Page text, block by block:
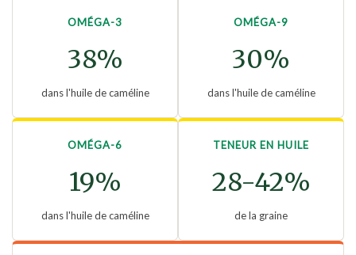
OMÉGA-3
38%
dans l'huile de caméline
OMÉGA-9
30%
dans l'huile de caméline
OMÉGA-6
19%
dans l'huile de caméline
TENEUR EN HUILE
28-42%
de la graine